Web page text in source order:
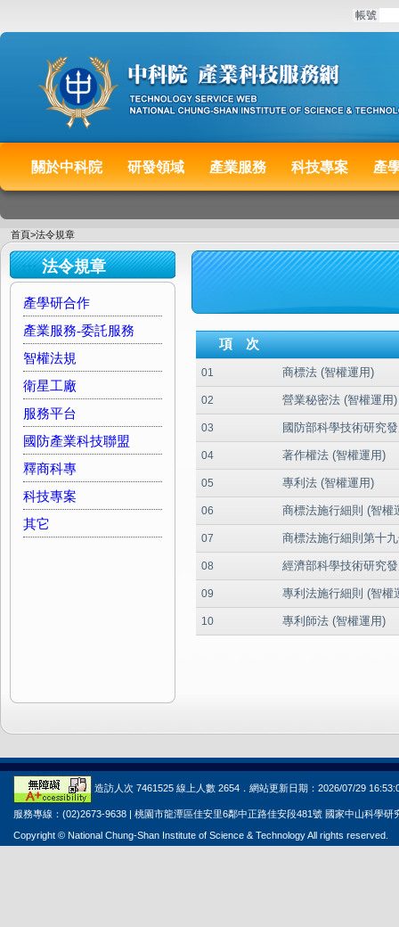
帳號
關於中科院 研發領域 產業服務 科技專案 產
首頁>法令規章
:::法令規章
產學研合作
產業服務-委託服務
智權法規
衛星工廠
服務平台
國防產業科技聯盟
釋商科專
科技專案
其它
項 次
01 商標法 (智權運用)
02 營業秘密法 (智權運用)
03 國防部科學技術研究
04 著作權法 (智權運用)
05 專利法 (智權運用)
06 商標法施行細則 (智權
07 商標法施行細則第十
08 經濟部科學技術研究
09 專利法施行細則 (智權
10 專利師法 (智權運用)
造訪人次 7461525 線上人數 2654．網站更新日期：2026/07/29
服務專線：(02)2673-9638 | 桃園市龍潭區佳安里6鄰中正路佳安段481號 國家中山科學研
Copyright © National Chung-Shan Institute of Science & Technology All rights reserved.